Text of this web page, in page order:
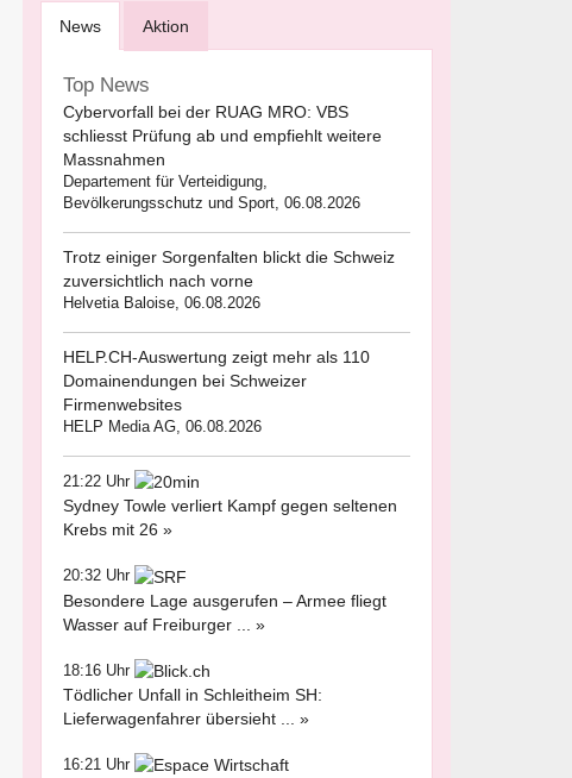
News Aktion
Top News
Cybervorfall bei der RUAG MRO: VBS
schliesst Prüfung ab und empfiehlt weitere
Massnahmen
Departement für Verteidigung,
Bevölkerungsschutz und Sport, 06.08.2026
Trotz einiger Sorgenfalten blickt die Schweiz
zuversichtlich nach vorne
Helvetia Baloise, 06.08.2026
HELP.CH-Auswertung zeigt mehr als 110
Domainendungen bei Schweizer
Firmenwebsites
HELP Media AG, 06.08.2026
21:22 Uhr
Sydney Towle verliert Kampf gegen seltenen
Krebs mit 26 »
20:32 Uhr
Besondere Lage ausgerufen – Armee fliegt
Wasser auf Freiburger ... »
18:16 Uhr
Tödlicher Unfall in Schleitheim SH:
Lieferwagenfahrer übersieht ... »
16:21 Uhr